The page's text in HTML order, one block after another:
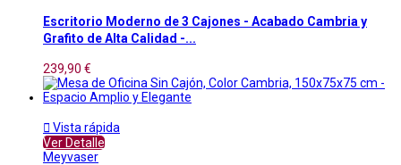
Escritorio Moderno de 3 Cajones - Acabado Cambria y
Grafito de Alta Calidad -...
239,90 €
 Vista rápida
Ver Detalle
Meyvaser